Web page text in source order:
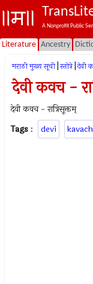
A Nonprofit Public
Literature Ancestry
मराठी मुख्य सूची स्तोत्रे देवी
देवी कवच -
देवी कवच - रात्रिसूक्तम्
Tags : devi kavach